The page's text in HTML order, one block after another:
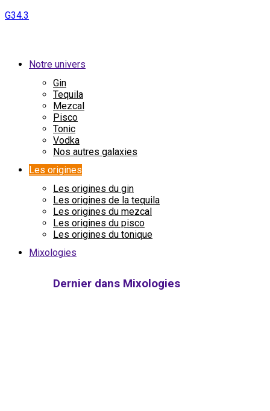
G34.3
Notre univers
Gin
Tequila
Mezcal
Pisco
Tonic
Vodka
Nos autres galaxies
Les origines
Les origines du gin
Les origines de la tequila
Les origines du mezcal
Les origines du pisco
Les origines du tonique
Mixologies
Dernier dans Mixologies